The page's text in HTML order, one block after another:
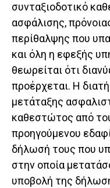
συνταξιοδοτικό
ασφάλισης,
περίθαλψης που
και όλη η εφεξής
θεωρείται ότι
προέρχεται. Η
μετάταξης
καθεστώτος από
προηγούμενου
δήλωσή τους που
στην οποία
υποβολή της